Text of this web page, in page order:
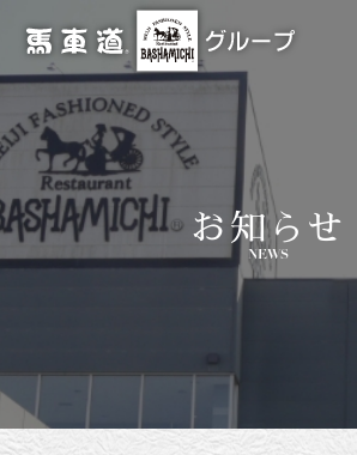
お知らせ
NEWS